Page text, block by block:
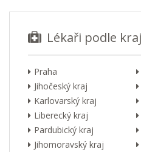
Lékaři podle
Praha
Jihočeský kraj
Karlovarský kraj
Liberecký kraj
Pardubický kraj
Jihomoravský kraj